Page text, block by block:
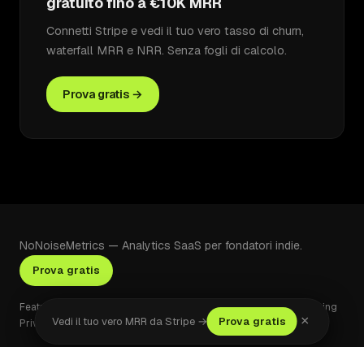
Connetti Stripe e vedi il tuo vero tasso di churn,
waterfall MRR e NRR. Senza fogli di calcolo.
Prova gratis →
NoNoiseMetrics — Analytics SaaS per fondatori indie.
Prova gratis
Features vs Baremetricsvs Stripe
Pricing
PrivacyVedi il tuo vero MRR da Stripe → Prova gratis ×